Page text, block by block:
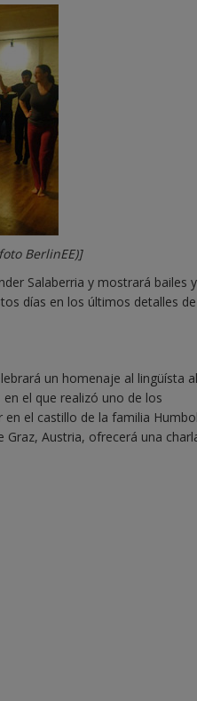
BerlinEE)]
Salaberria y mostrará bailes
días en los últimos detalles
un homenaje al lingüísta
el que realizó uno de los
el castillo de la familia
Graz, Austria, ofrecerá una